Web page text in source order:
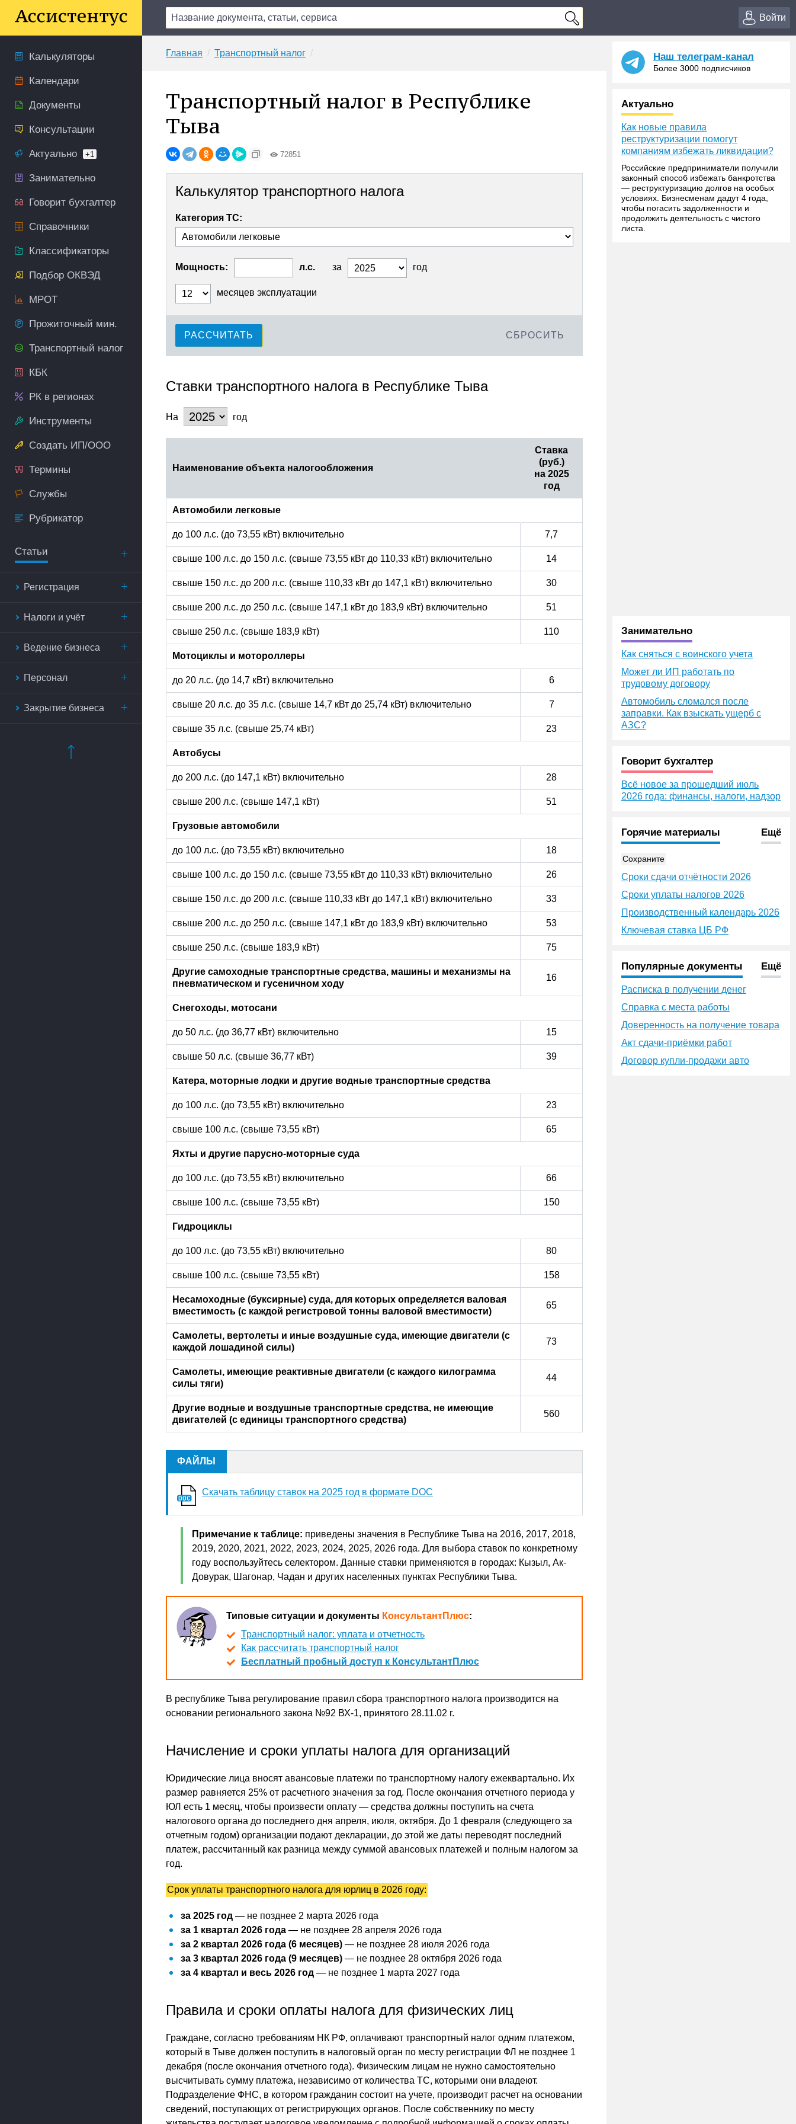
Войти
Калькуляторы
Календари
Документы
Консультации
Актуально +1
Занимательно
Говорит бухгалтер
Справочники
Классификаторы
Подбор ОКВЭД
МРОТ
Прожиточный мин.
Транспортный налог
КБК
РК в регионах
Инструменты
Создать ИП/ООО
Термины
Службы
Рубрикатор
Статьи
Регистрация
Налоги и учёт
Ведение бизнеса
Персонал
Закрытие бизнеса
Главная Транспортный налог
Транспортный налог в Республике
Тыва
72851
Калькулятор транспортного налога
Категория ТС:
Мощность: л.с. за год
месяцев эксплуатации
РАССЧИТАТЬ СБРОСИТЬ
Ставки транспортного налога в Республике Тыва
На год
Наименование объекта налогообложения
Ставка
(руб.)
на 2025
год
Автомобили легковые
до 100 л.с. (до 73,55 кВт) включительно 7,7
свыше 100 л.с. до 150 л.с. (свыше 73,55 кВт до 110,33 кВт) включительно 14
свыше 150 л.с. до 200 л.с. (свыше 110,33 кВт до 147,1 кВт) включительно 30
свыше 200 л.с. до 250 л.с. (свыше 147,1 кВт до 183,9 кВт) включительно 51
свыше 250 л.с. (свыше 183,9 кВт) 110
Мотоциклы и мотороллеры
до 20 л.с. (до 14,7 кВт) включительно 6
свыше 20 л.с. до 35 л.с. (свыше 14,7 кВт до 25,74 кВт) включительно 7
свыше 35 л.с. (свыше 25,74 кВт) 23
Автобусы
до 200 л.с. (до 147,1 кВт) включительно 28
свыше 200 л.с. (свыше 147,1 кВт) 51
Грузовые автомобили
до 100 л.с. (до 73,55 кВт) включительно 18
свыше 100 л.с. до 150 л.с. (свыше 73,55 кВт до 110,33 кВт) включительно 26
свыше 150 л.с. до 200 л.с. (свыше 110,33 кВт до 147,1 кВт) включительно 33
свыше 200 л.с. до 250 л.с. (свыше 147,1 кВт до 183,9 кВт) включительно 53
свыше 250 л.с. (свыше 183,9 кВт) 75
Другие самоходные транспортные средства, машины и механизмы на
пневматическом и гусеничном ходу
16
Снегоходы, мотосани
до 50 л.с. (до 36,77 кВт) включительно 15
свыше 50 л.с. (свыше 36,77 кВт) 39
Катера, моторные лодки и другие водные транспортные средства
до 100 л.с. (до 73,55 кВт) включительно 23
свыше 100 л.с. (свыше 73,55 кВт) 65
Яхты и другие парусно-моторные суда
до 100 л.с. (до 73,55 кВт) включительно 66
свыше 100 л.с. (свыше 73,55 кВт) 150
Гидроциклы
до 100 л.с. (до 73,55 кВт) включительно 80
свыше 100 л.с. (свыше 73,55 кВт) 158
Несамоходные (буксирные) суда, для которых определяется валовая
вместимость (с каждой регистровой тонны валовой вместимости)
65
Самолеты, вертолеты и иные воздушные суда, имеющие двигатели (с
каждой лошадиной силы)
73
Самолеты, имеющие реактивные двигатели (с каждого килограмма
силы тяги)
44
Другие водные и воздушные транспортные средства, не имеющие
двигателей (с единицы транспортного средства)
560
ФАЙЛЫ
Скачать таблицу ставок на 2025 год в формате DOC
Примечание к таблице: приведены значения в Республике Тыва на 2016, 2017, 2018,
2019, 2020, 2021, 2022, 2023, 2024, 2025, 2026 года. Для выбора ставок по конкретному
году воспользуйтесь селектором. Данные ставки применяются в городах: Кызыл, Ак-
Довурак, Шагонар, Чадан и других населенных пунктах Республики Тыва.
Типовые ситуации и документы КонсультантПлюс:
Транспортный налог: уплата и отчетность
Как рассчитать транспортный налог
Бесплатный пробный доступ к КонсультантПлюс
В республике Тыва регулирование правил сбора транспортного налога производится на
основании регионального закона №92 ВХ-1, принятого 28.11.02 г.
Начисление и сроки уплаты налога для организаций
Юридические лица вносят авансовые платежи по транспортному налогу ежеквартально. Их
размер равняется 25% от расчетного значения за год. После окончания отчетного периода у
ЮЛ есть 1 месяц, чтобы произвести оплату — средства должны поступить на счета
налогового органа до последнего дня апреля, июля, октября. До 1 февраля (следующего за
отчетным годом) организации подают декларации, до этой же даты переводят последний
платеж, рассчитанный как разница между суммой авансовых платежей и полным налогом за
год.
Срок уплаты транспортного налога для юрлиц в 2026 году:
за 2025 год — не позднее 2 марта 2026 года
за 1 квартал 2026 года — не позднее 28 апреля 2026 года
за 2 квартал 2026 года (6 месяцев) — не позднее 28 июля 2026 года
за 3 квартал 2026 года (9 месяцев) — не позднее 28 октября 2026 года
за 4 квартал и весь 2026 год — не позднее 1 марта 2027 года
Правила и сроки оплаты налога для физических лиц
Граждане, согласно требованиям НК РФ, оплачивают транспортный налог одним платежом,
который в Тыве должен поступить в налоговый орган по месту регистрации ФЛ не позднее 1
декабря (после окончания отчетного года). Физическим лицам не нужно самостоятельно
высчитывать сумму платежа, независимо от количества ТС, которыми они владеют.
Подразделение ФНС, в котором гражданин состоит на учете, производит расчет на основании
сведений, поступающих от регистрирующих органов. После собственнику по месту
Наш телеграм-канал
Более 3000 подписчиков
Актуально
Как новые правила
реструктуризации помогут
компаниям избежать ликвидации?
Российские предприниматели получили
законный способ избежать банкротства
— реструктуризацию долгов на особых
условиях. Бизнесменам дадут 4 года,
чтобы погасить задолженности и
продолжить деятельность с чистого
листа.
Занимательно
Как сняться с воинского учета
Может ли ИП работать по
трудовому договору
Автомобиль сломался после
заправки. Как взыскать ущерб с
АЗС?
Говорит бухгалтер
Всё новое за прошедший июль
2026 года: финансы, налоги, надзор
Горячие материалы Ещё
Сохраните
Сроки сдачи отчётности 2026
Сроки уплаты налогов 2026
Производственный календарь 2026
Ключевая ставка ЦБ РФ
Популярные документы Ещё
Расписка в получении денег
Справка с места работы
Доверенность на получение товара
Акт сдачи-приёмки работ
Договор купли-продажи авто